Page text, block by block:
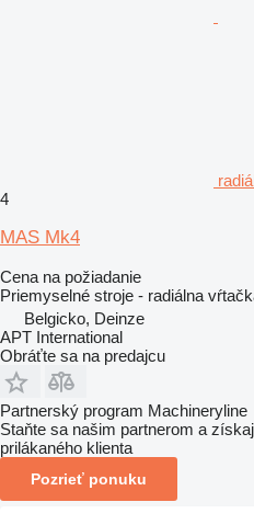
4
MAS Mk4
Cena na požiadanie
Priemyselné stroje - radiálna
Belgicko, Deinze
APT International
Obráťte sa na predajcu
Partnerský program Machineryline
Staňte sa našim partnerom a
prilákaného klienta
Pozrieť ponuku